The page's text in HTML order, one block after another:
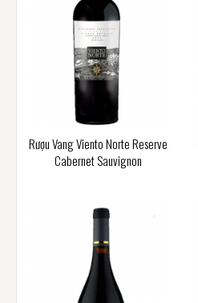
Rượu Vang Viento Norte Reserve
Cabernet Sauvignon